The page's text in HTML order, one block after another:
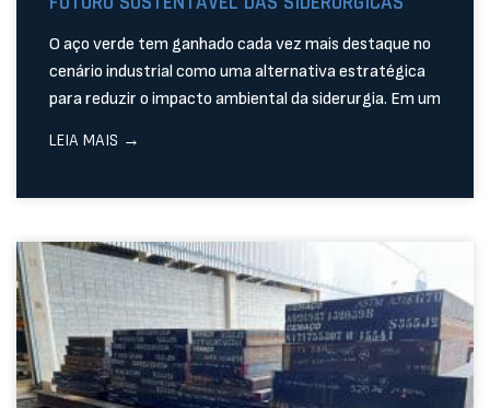
O aço verde tem ganhado cada vez mais destaque no
cenário industrial como uma alternativa estratégica
para reduzir o impacto ambiental da siderurgia. Em um
LEIA MAIS →